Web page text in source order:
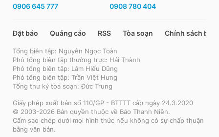
0906 645 777 0908 780 404
Đặt báo Quảng cáo RSS Tòa soạn Chính sách bảo
Tổng biên tập: Nguyễn Ngọc Toàn
Phó tổng biên tập thường trực: Hải Thành
Phó tổng biên tập: Lâm Hiếu Dũng
Phó tổng biên tập: Trần Việt Hưng
Tổng thư ký tòa soạn: Đức Trung
Giấy phép xuất bản số 110/GP - BTTTT cấp ngày 24.3.2020
© 2003-2026 Bản quyền thuộc về Báo Thanh Niên.
Cấm sao chép dưới mọi hình thức nếu không có sự chấp thuận
bằng văn bản.